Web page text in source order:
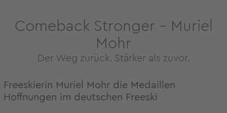
Comeback Stronger – Muriel
Mohr
Der Weg zurück. Stärker als zuvor.
Freeskierin Muriel Mohr die Medaillen
Hoffnungen im deutschen Freeski